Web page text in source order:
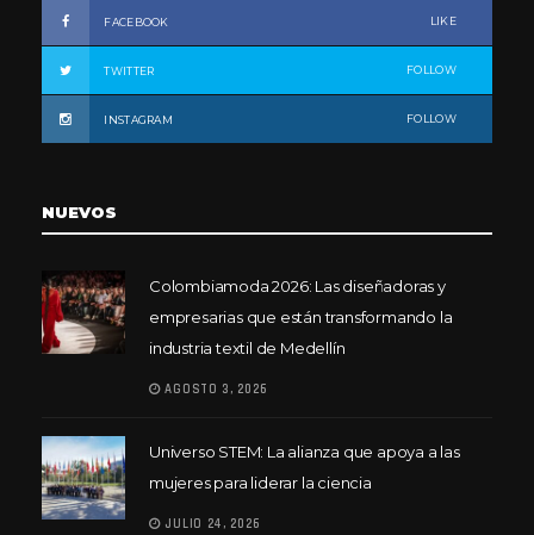
FACEBOOK LIKE
TWITTER FOLLOW
INSTAGRAM FOLLOW
NUEVOS
Colombiamoda 2026: Las diseñadoras y
empresarias que están transformando la
industria textil de Medellín
AGOSTO 3, 2026
Universo STEM: La alianza que apoya a las
mujeres para liderar la ciencia
JULIO 24, 2026